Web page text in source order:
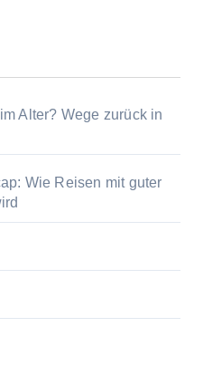
Alter? Wege zurück in
Wie Reisen mit guter